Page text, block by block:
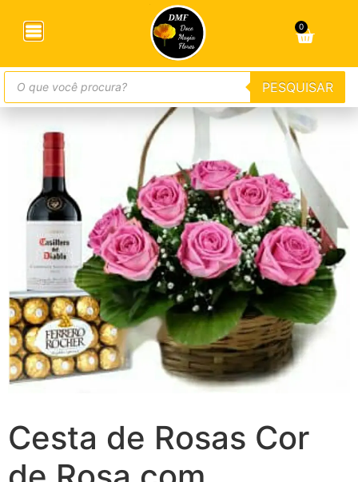
/ Cesta de Rosas Cor de Rosa
com Chocolate e Vinho
Cesta de Rosas Cor
0
PESQUISAR